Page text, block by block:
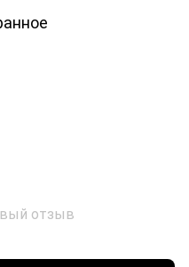
отзыв